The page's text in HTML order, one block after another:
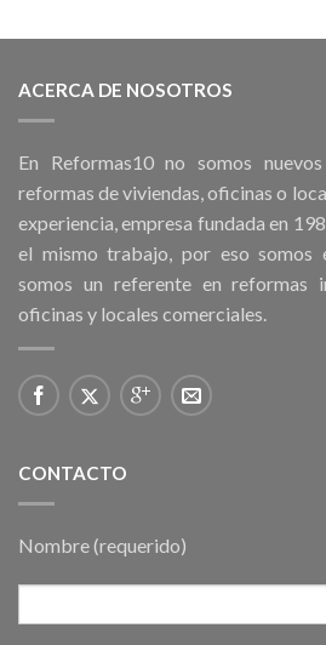
ACERCA DE NOSOTROS
En Reformas10 no somos
reformas de viviendas, oficinas o
experiencia, empresa fundada en
el mismo trabajo, por eso somos
somos un referente en reformas
oficinas y locales comerciales.
CONTACTO
Nombre (requerido)